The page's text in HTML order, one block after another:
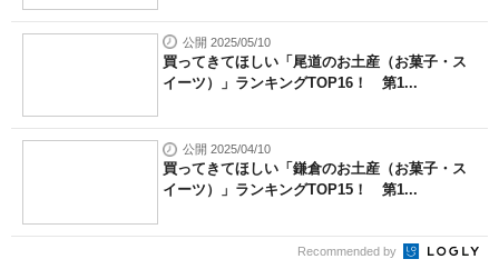
公開 2025/05/10
買ってきてほしい「尾道のお土産（お菓子・ス
イーツ）」ランキングTOP16！ 第1...
公開 2025/04/10
買ってきてほしい「鎌倉のお土産（お菓子・ス
イーツ）」ランキングTOP15！ 第1...
Recommended by